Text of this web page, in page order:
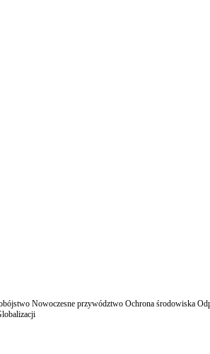
Nowoczesne przywództwo Ochrona środowiska